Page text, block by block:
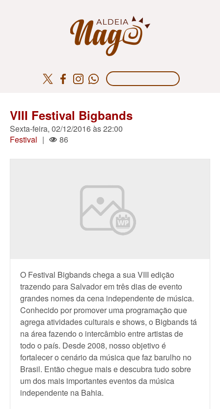
VIII Festival Bigbands
Sexta-feira, 02/12/2016 às 22:00
Festival | 86
O Festival Bigbands chega a sua VIII edição
trazendo para Salvador em três dias de evento
grandes nomes da cena independente de música.
Conhecido por promover uma programação que
agrega atividades culturais e shows, o Bigbands tá
na área fazendo o intercâmbio entre artistas de
todo o país. Desde 2008, nosso objetivo é
fortalecer o cenário da música que faz barulho no
Brasil. Então chegue mais e descubra tudo sobre
um dos mais importantes eventos da música
independente na Bahia.